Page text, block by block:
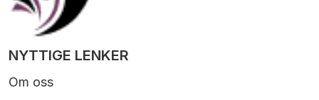
NYTTIGE LENKER
Om oss